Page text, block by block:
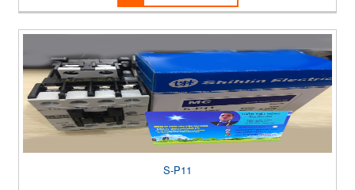
S-P11